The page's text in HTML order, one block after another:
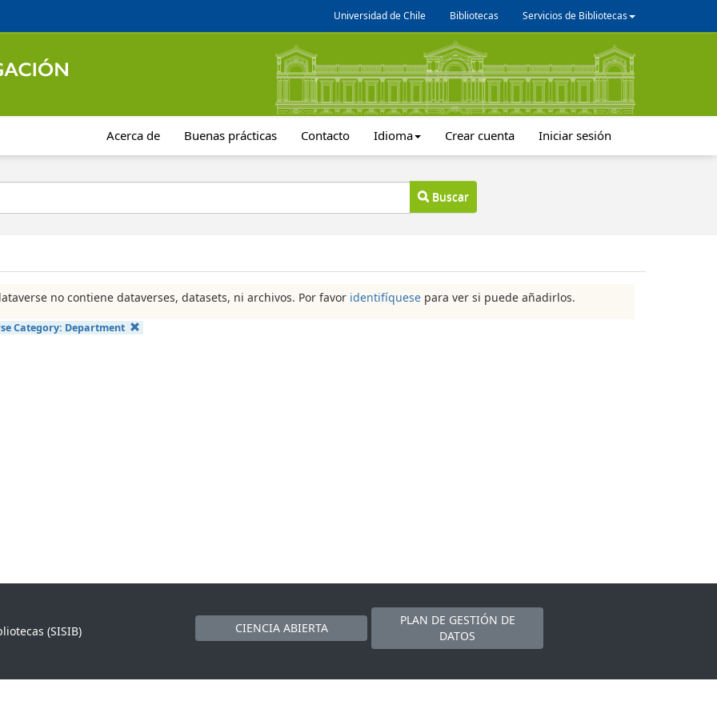
Universidad de Chile Bibliotecas Servicios de Bibliotecas
Acerca de Buenas prácticas Contacto Idioma Crear cuenta Iniciar sesión
Buscar
no contiene dataverses, datasets, ni archivos. Por favor identifíquese para ver si puede añadirlos.
Category: Department
(SISIB)
CIENCIA ABIERTA
PLAN DE GESTIÓN DE
DATOS